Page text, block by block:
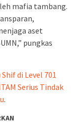
mafia tambang.
aset
pungkas
di Level 701
Serius Tindak
.